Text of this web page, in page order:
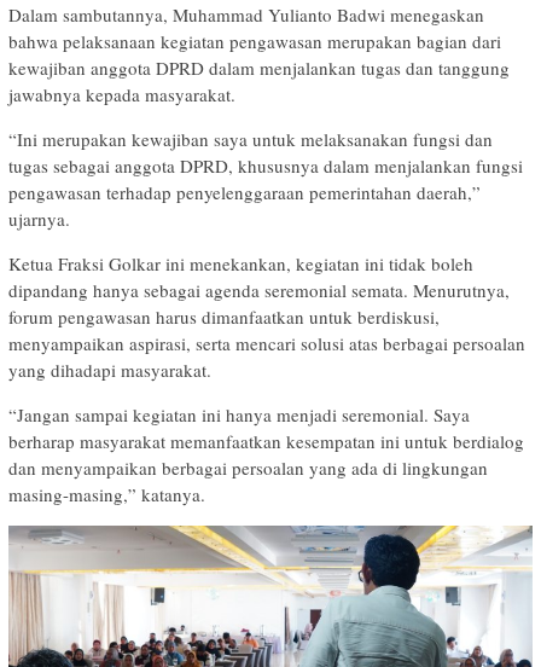
Dalam sambutannya, Muhammad Yulianto Badwi menegaskan
bahwa pelaksanaan kegiatan pengawasan merupakan bagian dari
kewajiban anggota DPRD dalam menjalankan tugas dan tanggung
jawabnya kepada masyarakat.
“Ini merupakan kewajiban saya untuk melaksanakan fungsi dan
tugas sebagai anggota DPRD, khususnya dalam menjalankan fungsi
pengawasan terhadap penyelenggaraan pemerintahan daerah,”
ujarnya.
Ketua Fraksi Golkar ini menekankan, kegiatan ini tidak boleh
dipandang hanya sebagai agenda seremonial semata. Menurutnya,
forum pengawasan harus dimanfaatkan untuk berdiskusi,
menyampaikan aspirasi, serta mencari solusi atas berbagai persoalan
yang dihadapi masyarakat.
“Jangan sampai kegiatan ini hanya menjadi seremonial. Saya
berharap masyarakat memanfaatkan kesempatan ini untuk berdialog
dan menyampaikan berbagai persoalan yang ada di lingkungan
masing-masing,” katanya.